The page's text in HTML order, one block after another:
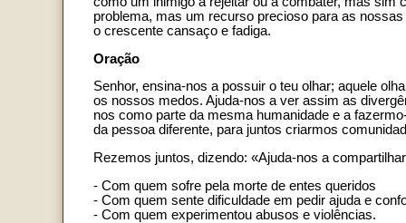
problema, mas um recurso precioso para as
o crescente cansaço e fadiga.
Oração
Senhor, ensina-nos a possuir o teu olhar; aquele
os nossos medos. Ajuda-nos a ver assim as
nos como parte da mesma humanidade e a
da pessoa diferente, para juntos criarmos
Rezemos juntos, dizendo: «Ajuda-nos a
- Com quem sofre pela morte de entes queridos
- Com quem sente dificuldade em pedir ajuda e
- Com quem experimentou abusos e violências.